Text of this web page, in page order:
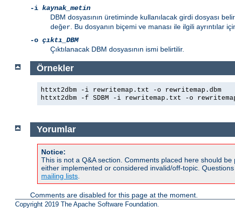
-i kaynak_metin
DBM dosyasının üretiminde kullanılacak girdi dosyası
değer . Bu dosyanın biçemi ve manası ile ilgili ayrıntılar
-o çıktı_DBM
Çıktılanacak DBM dosyasının ismi belirtilir.
Örnekler
httxt2dbm -i rewritemap.txt -o rewritemap.dbm
httxt2dbm -f SDBM -i rewritemap.txt -o
Yorumlar
Notice:
This is not a Q&A section. Comments placed here should
either implemented or considered invalid/off-topic.
mailing lists
Comments are disabled for this page at the moment.
Copyright 2019 The Apache Software Foundation.